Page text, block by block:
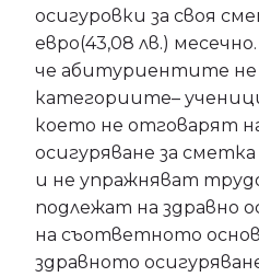
осигуровки за своя
евро(43,08 лв.)
че абитуриентите
категориите–
което не отговарят
осигуряване за
и не упражняват
подлежат на здравно
на съответното
здравното